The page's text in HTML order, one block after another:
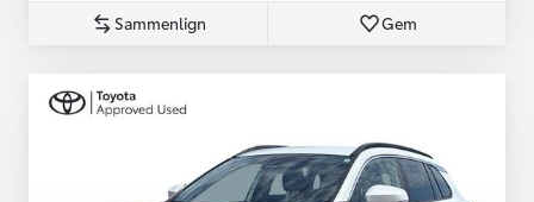
Sammenlign Gem